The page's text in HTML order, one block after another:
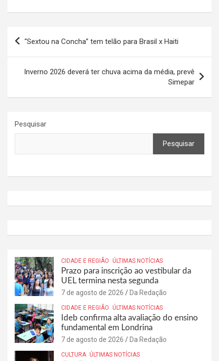
“Sextou na Concha” tem telão para Brasil x Haiti
Inverno 2026 deverá ter chuva acima da média, prevê
Simepar
Pesquisar
Pesquisar
CIDADE E REGIÃO ÚLTIMAS NOTÍCIAS
Prazo para inscrição ao vestibular da
UEL termina nesta segunda
7 de agosto de 2026 Da Redação
CIDADE E REGIÃO ÚLTIMAS NOTÍCIAS
Ideb confirma alta avaliação do ensino
fundamental em Londrina
7 de agosto de 2026 Da Redação
CULTURA ÚLTIMAS NOTÍCIAS